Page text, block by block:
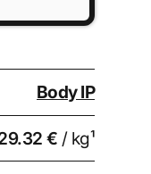
Body IP
€ / kg¹